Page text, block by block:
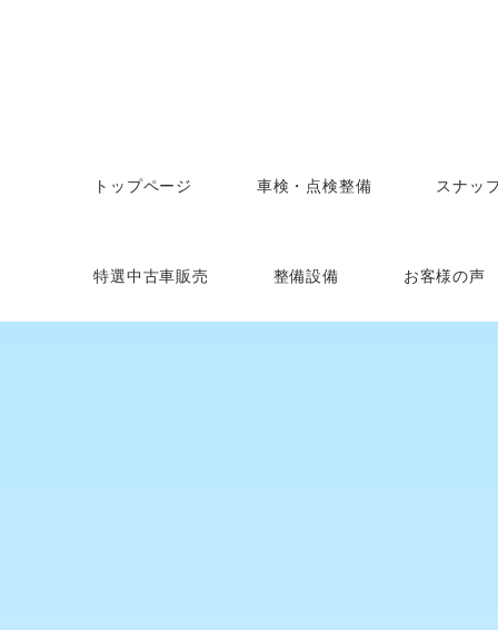
トップページ 車検・点検整備 スナッ
特選中古車販売 整備設備 お客様の声